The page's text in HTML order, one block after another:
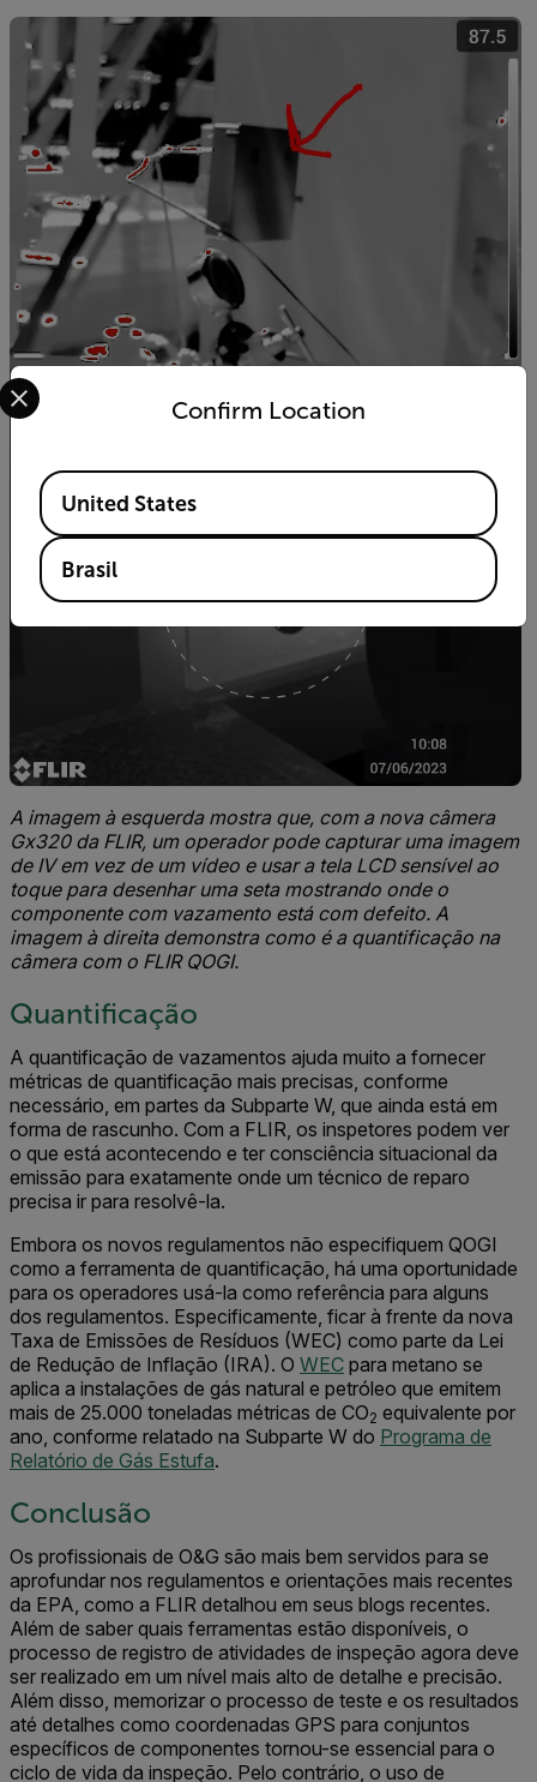
A imagem à esquerda mostra que, com a nova câmera
Gx320 da FLIR, um operador pode capturar uma imagem
de IV em vez de um vídeo e usar a tela LCD sensível ao
toque para desenhar uma seta mostrando onde o
componente com vazamento está com defeito. A
imagem à direita demonstra como é a quantificação na
câmera com o FLIR QOGI.
Quantificação
A quantificação de vazamentos ajuda muito a fornecer
métricas de quantificação mais precisas, conforme
necessário, em partes da Subparte W, que ainda está em
forma de rascunho. Com a FLIR, os inspetores podem ver
o que está acontecendo e ter consciência situacional da
emissão para exatamente onde um técnico de reparo
precisa ir para resolvê-la.
Embora os novos regulamentos não especifiquem QOGI
como a ferramenta de quantificação, há uma oportunidade
para os operadores usá-la como referência para alguns
dos regulamentos. Especificamente, ficar à frente da nova
Taxa de Emissões de Resíduos (WEC) como parte da Lei
de Redução de Inflação (IRA). O WEC para metano se
aplica a instalações de gás natural e petróleo que emitem
mais de 25.000 toneladas métricas de CO2 equivalente por
ano, conforme relatado na Subparte W do Programa de
Relatório de Gás Estufa.
Conclusão
Os profissionais de O&G são mais bem servidos para se
aprofundar nos regulamentos e orientações mais recentes
da EPA, como a FLIR detalhou em seus blogs recentes.
Além de saber quais ferramentas estão disponíveis, o
processo de registro de atividades de inspeção agora deve
ser realizado em um nível mais alto de detalhe e precisão.
Além disso, memorizar o processo de teste e os resultados
até detalhes como coordenadas GPS para conjuntos
específicos de componentes tornou-se essencial para o
ciclo de vida da inspeção. Pelo contrário, o uso de
Confirm Location
Select your preferred country and language from the
Available Locations
United States
Brasil